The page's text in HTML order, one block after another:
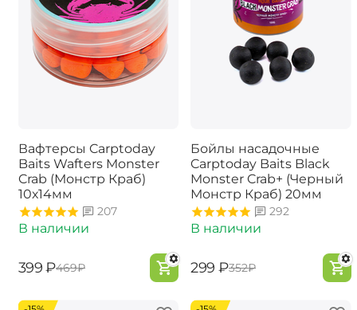
Вафтерсы Carptoday
Baits Wafters Monster
Crab (Монстр Краб)
10х14мм
207
В наличии
‍399‍ ₽‍469‍₽
Бойлы насадочные
Carptoday Baits Black
Monster Crab+ (Черный
Монстр Краб) 20мм
292
В наличии
‍299‍ ₽‍352‍₽